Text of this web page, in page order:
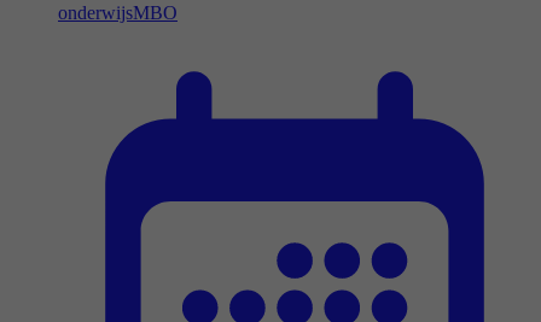
onderwijsMBO